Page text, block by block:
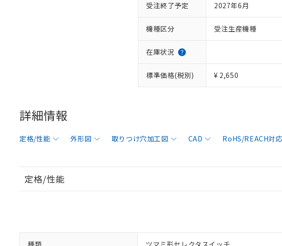
受注終了予定 2027年6月
機種区分 受注生産機種
在庫状況
標準価格(税別) ¥ 2,650
詳細情報
定格/性能 外形図 取りつけ穴加工図 CAD RoHS/REACH対
定格/性能
種類 ツマミ形セレクタスイッチ